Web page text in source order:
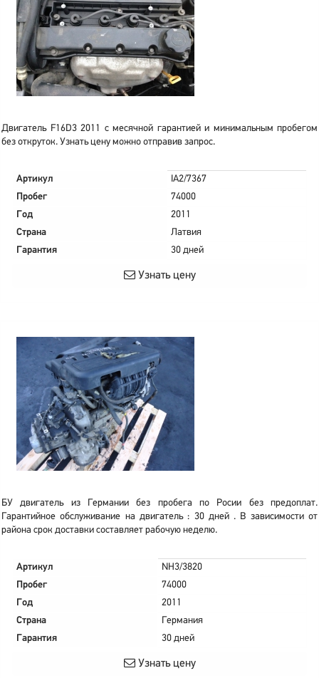
Двигатель F16D3 2011 с месячной гарантией и минимальным пробегом
без откруток. Узнать цену можно отправив запрос.
Артикул
IA2/7367
Пробег
74000
Год
2011
Страна
Латвия
Гарантия
30 дней
Узнать цену
БУ двигатель из Германии без пробега по Росии без предоплат.
Гарантийное обслуживание на двигатель : 30 дней . В зависимости от
района срок доставки составляет рабочую неделю.
Артикул
NH3/3820
Пробег
74000
Год
2011
Страна
Германия
Гарантия
30 дней
Узнать цену